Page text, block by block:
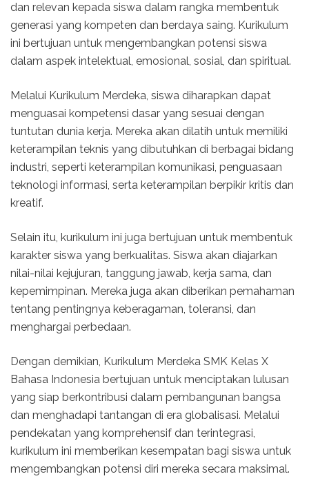
dan relevan kepada siswa dalam rangka membentuk
generasi yang kompeten dan berdaya saing. Kurikulum
ini bertujuan untuk mengembangkan potensi siswa
dalam aspek intelektual, emosional, sosial, dan spiritual.
Melalui Kurikulum Merdeka, siswa diharapkan dapat
menguasai kompetensi dasar yang sesuai dengan
tuntutan dunia kerja. Mereka akan dilatih untuk memiliki
keterampilan teknis yang dibutuhkan di berbagai bidang
industri, seperti keterampilan komunikasi, penguasaan
teknologi informasi, serta keterampilan berpikir kritis dan
kreatif.
Selain itu, kurikulum ini juga bertujuan untuk membentuk
karakter siswa yang berkualitas. Siswa akan diajarkan
nilai-nilai kejujuran, tanggung jawab, kerja sama, dan
kepemimpinan. Mereka juga akan diberikan pemahaman
tentang pentingnya keberagaman, toleransi, dan
menghargai perbedaan.
Dengan demikian, Kurikulum Merdeka SMK Kelas X
Bahasa Indonesia bertujuan untuk menciptakan lulusan
yang siap berkontribusi dalam pembangunan bangsa
dan menghadapi tantangan di era globalisasi. Melalui
pendekatan yang komprehensif dan terintegrasi,
kurikulum ini memberikan kesempatan bagi siswa untuk
mengembangkan potensi diri mereka secara maksimal.